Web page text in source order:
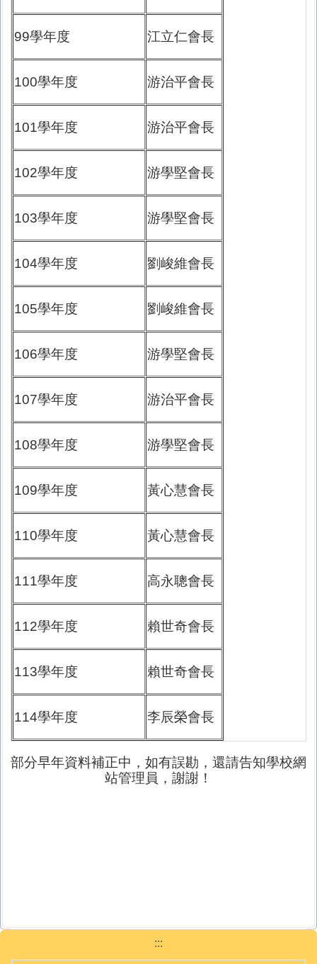
99學年度 江立仁會長
100學年度 游治平會長
101學年度 游治平會長
102學年度 游學堅會長
103學年度 游學堅會長
104學年度 劉峻維會長
105學年度 劉峻維會長
106學年度 游學堅會長
107學年度 游治平會長
108學年度 游學堅會長
109學年度 黃心慧會長
110學年度 黃心慧會長
111學年度 高永聰會長
112學年度 賴世奇會長
113學年度 賴世奇會長
114學年度 李辰榮會長
部分早年資料補正中，如有誤勘，還請告知學校網
站管理員，謝謝！
:::